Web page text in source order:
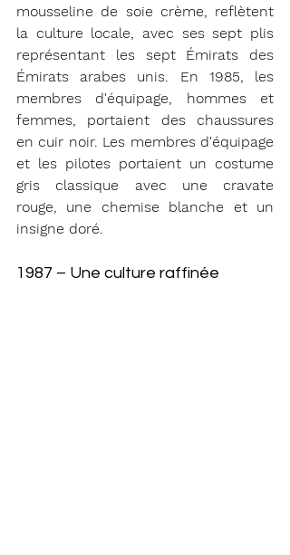
mousseline de soie crème, reflètent
la culture locale, avec ses sept plis
représentant les sept Émirats des
Émirats arabes unis. En 1985, les
membres d'équipage, hommes et
femmes, portaient des chaussures
en cuir noir. Les membres d'équipage
et les pilotes portaient un costume
gris classique avec une cravate
rouge, une chemise blanche et un
insigne doré.
1987 – Une culture raffinée